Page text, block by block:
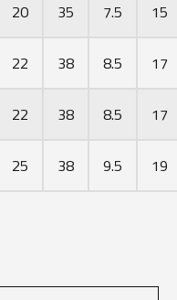
20 35 7.5 15
22 38 8.5 17
22 38 8.5 17
25 38 9.5 19